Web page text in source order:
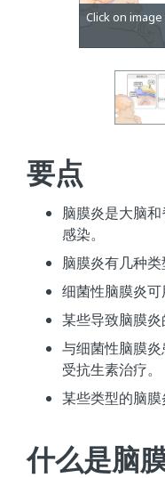
要点
脑膜炎是大脑
感染。
脑膜炎有几种类
细菌性脑膜炎可
某些导致脑膜炎
与细菌性脑膜
受抗生素治疗。
某些类型的脑膜
什么是脑